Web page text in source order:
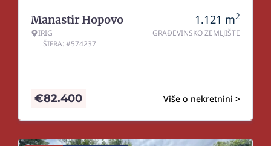
Manastir Hopovo
IRIG
ŠIFRA: #574237
1.121 m2
GRAĐEVINSKO ZEMLJIŠTE
Više o nekretnini >
€82.400